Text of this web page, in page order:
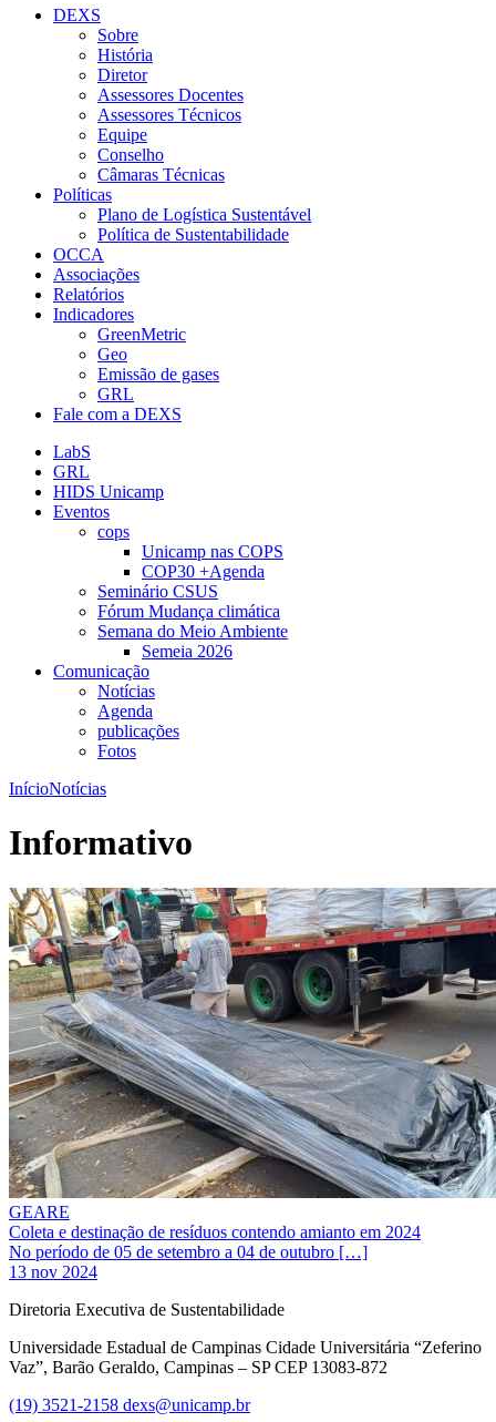
DEXS
Sobre
História
Diretor
Assessores Docentes
Assessores Técnicos
Equipe
Conselho
Câmaras Técnicas
Políticas
Plano de Logística Sustentável
Política de Sustentabilidade
OCCA
Associações
Relatórios
Indicadores
GreenMetric
Geo
Emissão de gases
GRL
Fale com a DEXS
LabS
GRL
HIDS Unicamp
Eventos
cops
Unicamp nas COPS
COP30 +Agenda
Seminário CSUS
Fórum Mudança climática
Semana do Meio Ambiente
Semeia 2026
Comunicação
Notícias
Agenda
publicações
Fotos
InícioNotícias
Informativo
GEARE
Coleta e destinação de resíduos contendo amianto em 2024
No período de 05 de setembro a 04 de outubro […]
13 nov 2024
Diretoria Executiva de Sustentabilidade
Universidade Estadual de Campinas Cidade Universitária “Zeferino
Vaz”, Barão Geraldo, Campinas – SP CEP 13083-872
(19) 3521-2158 dexs@unicamp.br